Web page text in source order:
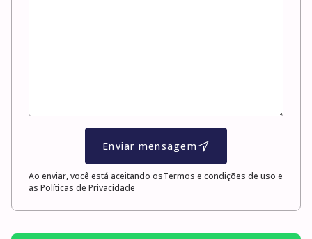
Enviar mensagem
Ao enviar, você está aceitando osTermos e condições de uso e
as Políticas de Privacidade